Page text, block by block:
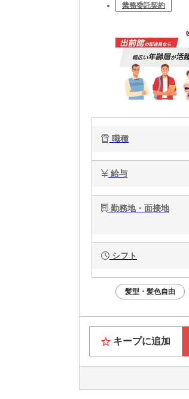
業務委託契約
職種
給与
勤務地・面接地
シフト
髪型・髪色自由
キープに追加